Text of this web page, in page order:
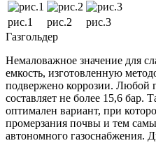
рис.1 рис.2
рис.3
Газгольдер
Немаловажное значение для
емкость, изготовленную
подвержено коррозии. Любой
составляет не более 15,6 бар.
оптимален вариант, при
промерзания почвы и тем
автономного газоснабжения.